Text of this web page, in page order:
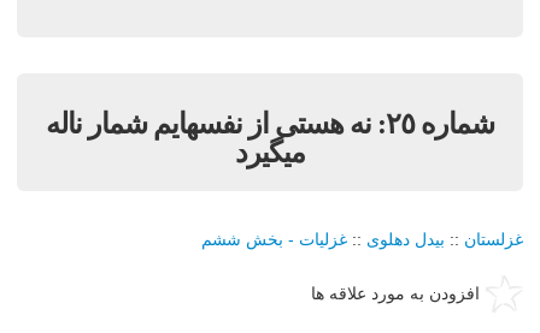
شماره ٢٥: نه هستى از نفسهايم شمار ناله
ميگيرد
غزلستان :: بيدل دهلوی :: غزليات - بخش ششم
افزودن به مورد علاقه ها